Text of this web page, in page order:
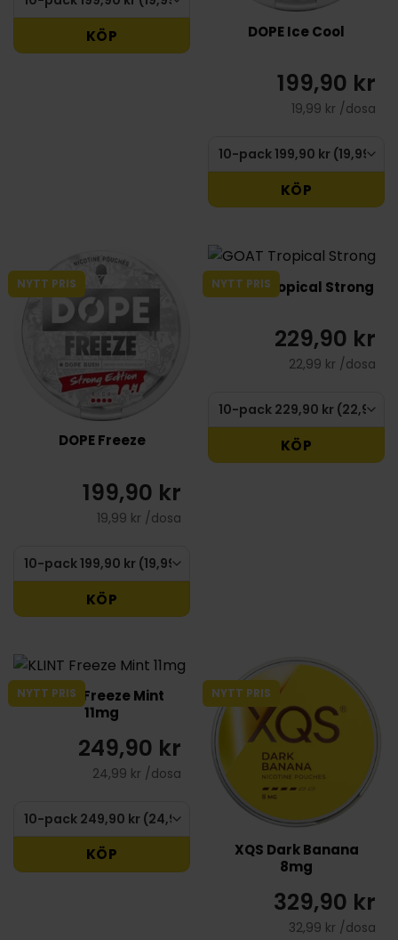
KÖP DOPE Ice Cool
199,90 kr
19,99 kr /dosa
KÖP
NYTT PRIS
DOPE Freeze
199,90 kr
19,99 kr /dosa
KÖP
NYTT PRIS
GOAT Tropical Strong
229,90 kr
22,99 kr /dosa
KÖP
NYTT PRIS
KLINT Freeze Mint
11mg
249,90 kr
24,99 kr /dosa
KÖP
NYTT PRIS
XQS Dark Banana
8mg
329,90 kr
32,99 kr /dosa